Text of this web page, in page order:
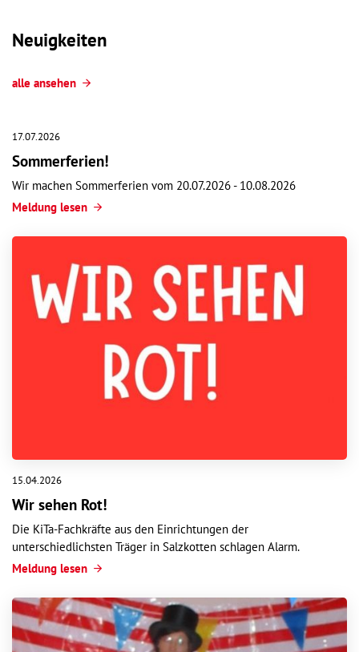
Neuigkeiten
alle ansehen
17.07.2026
Sommerferien!
Wir machen Sommerferien vom 20.07.2026 - 10.08.2026
Meldung lesen
15.04.2026
Wir sehen Rot!
Die KiTa-Fachkräfte aus den Einrichtungen der
unterschiedlichsten Träger in Salzkotten schlagen Alarm.
Meldung lesen